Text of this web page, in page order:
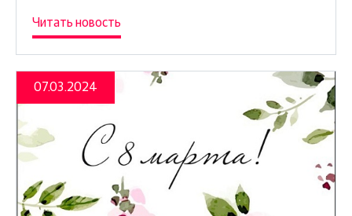
Читать новость
07.03.2024